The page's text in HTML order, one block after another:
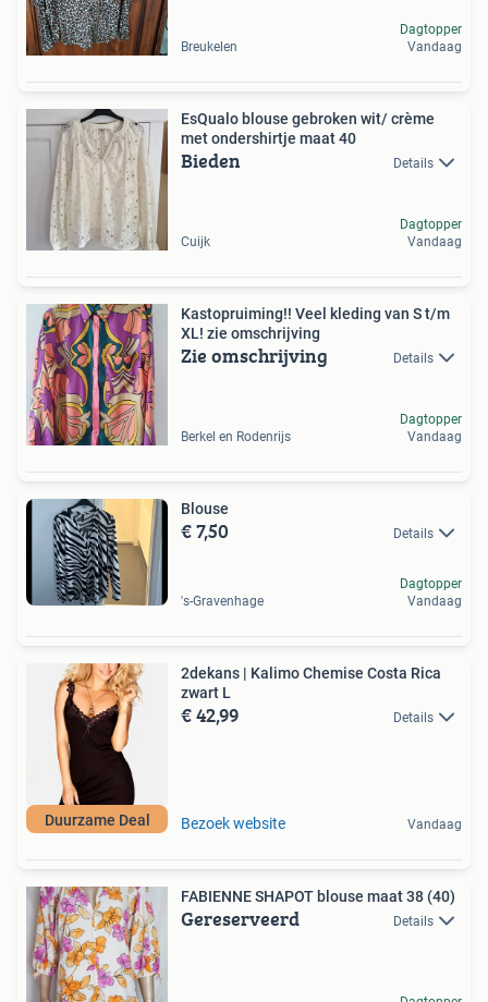
Breukelen
Dagtopper
Vandaag
EsQualo blouse gebroken wit/ crème
met ondershirtje maat 40
Bieden Details
Cuijk
Dagtopper
Vandaag
Kastopruiming!! Veel kleding van S t/m
XL! zie omschrijving
Zie omschrijving Details
Berkel en Rodenrijs
Dagtopper
Vandaag
Blouse
€ 7,50 Details
's-Gravenhage
Dagtopper
Vandaag
Duurzame Deal
2dekans | Kalimo Chemise Costa Rica
zwart L
€ 42,99 Details
Bezoek website Vandaag
FABIENNE SHAPOT blouse maat 38 (40)
Gereserveerd Details